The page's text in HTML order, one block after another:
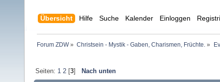
Übersicht Hilfe Suche Kalender Einloggen
Forum ZDW» Christsein - Mystik - Gaben, Charismen, Früchte. »
Seiten: 1 2[3] Nach unten